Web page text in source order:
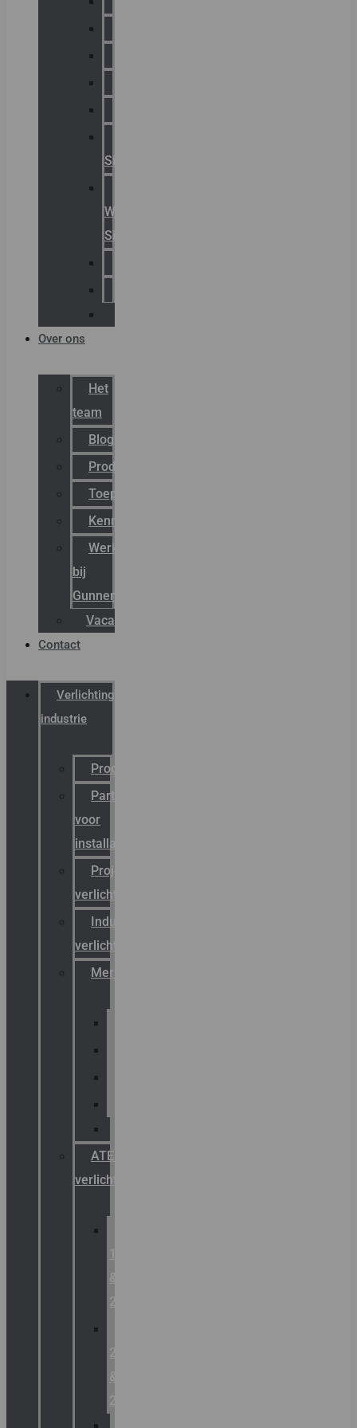
Signaling
Warning
Signals
Over ons
Het
team
Blog
Productnieuws
Toepassingen
Kenniscentrum
Werken
bij
Gunneman
Vacatures
Contact
Verlichting
industrie
Productcatalogus
Partner
voor
installateurs
Projectreferenties
verlichting
Industriële
verlichting
Merken
ATEX
verlichting
1
&
2
21
&
22